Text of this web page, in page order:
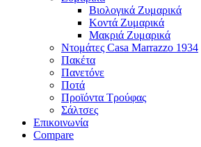
Βιολογικά Ζυμαρικά
Κοντά Ζυμαρικά
Μακριά Ζυμαρικά
Ντομάτες Casa Marrazzo 1934
Πακέτα
Πανετόνε
Ποτά
Προϊόντα Τρούφας
Σάλτσες
Επικοινωνία
Compare